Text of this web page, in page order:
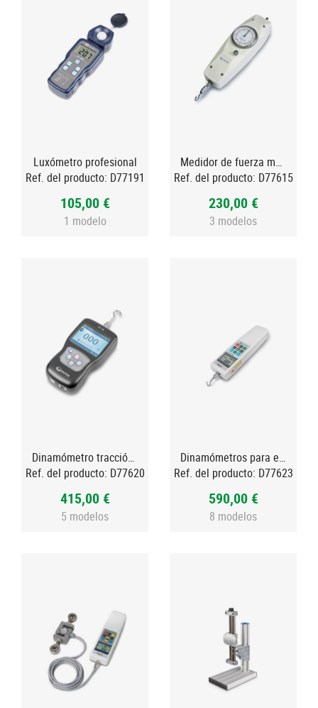
Luxómetro profesional
Ref. del producto: D77191
105,00 €
1 modelo
Medidor de fuerza mecánico para tracción y compresión
Ref. del producto: D77615
230,00 €
3 modelos
Dinamómetro tracción-compresión
Ref. del producto: D77620
415,00 €
5 modelos
Dinamómetros para ensayos de tracción-compresión, FH-S
Ref. del producto: D77623
590,00 €
8 modelos